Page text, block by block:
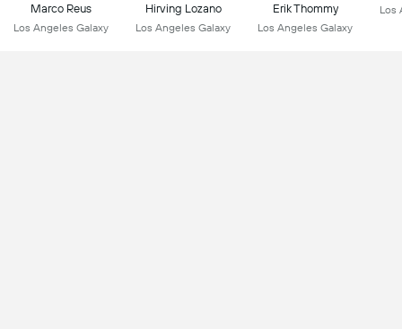
Marco Reus
Los Angeles Galaxy
Hirving Lozano
Los Angeles Galaxy
Erik Thommy
Los Angeles Galaxy
Los